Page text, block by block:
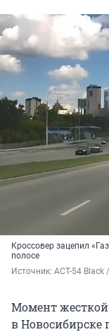
Кроссовер зацепил
полосе
Источник: АСТ-54 Black
Момент жесткой
в